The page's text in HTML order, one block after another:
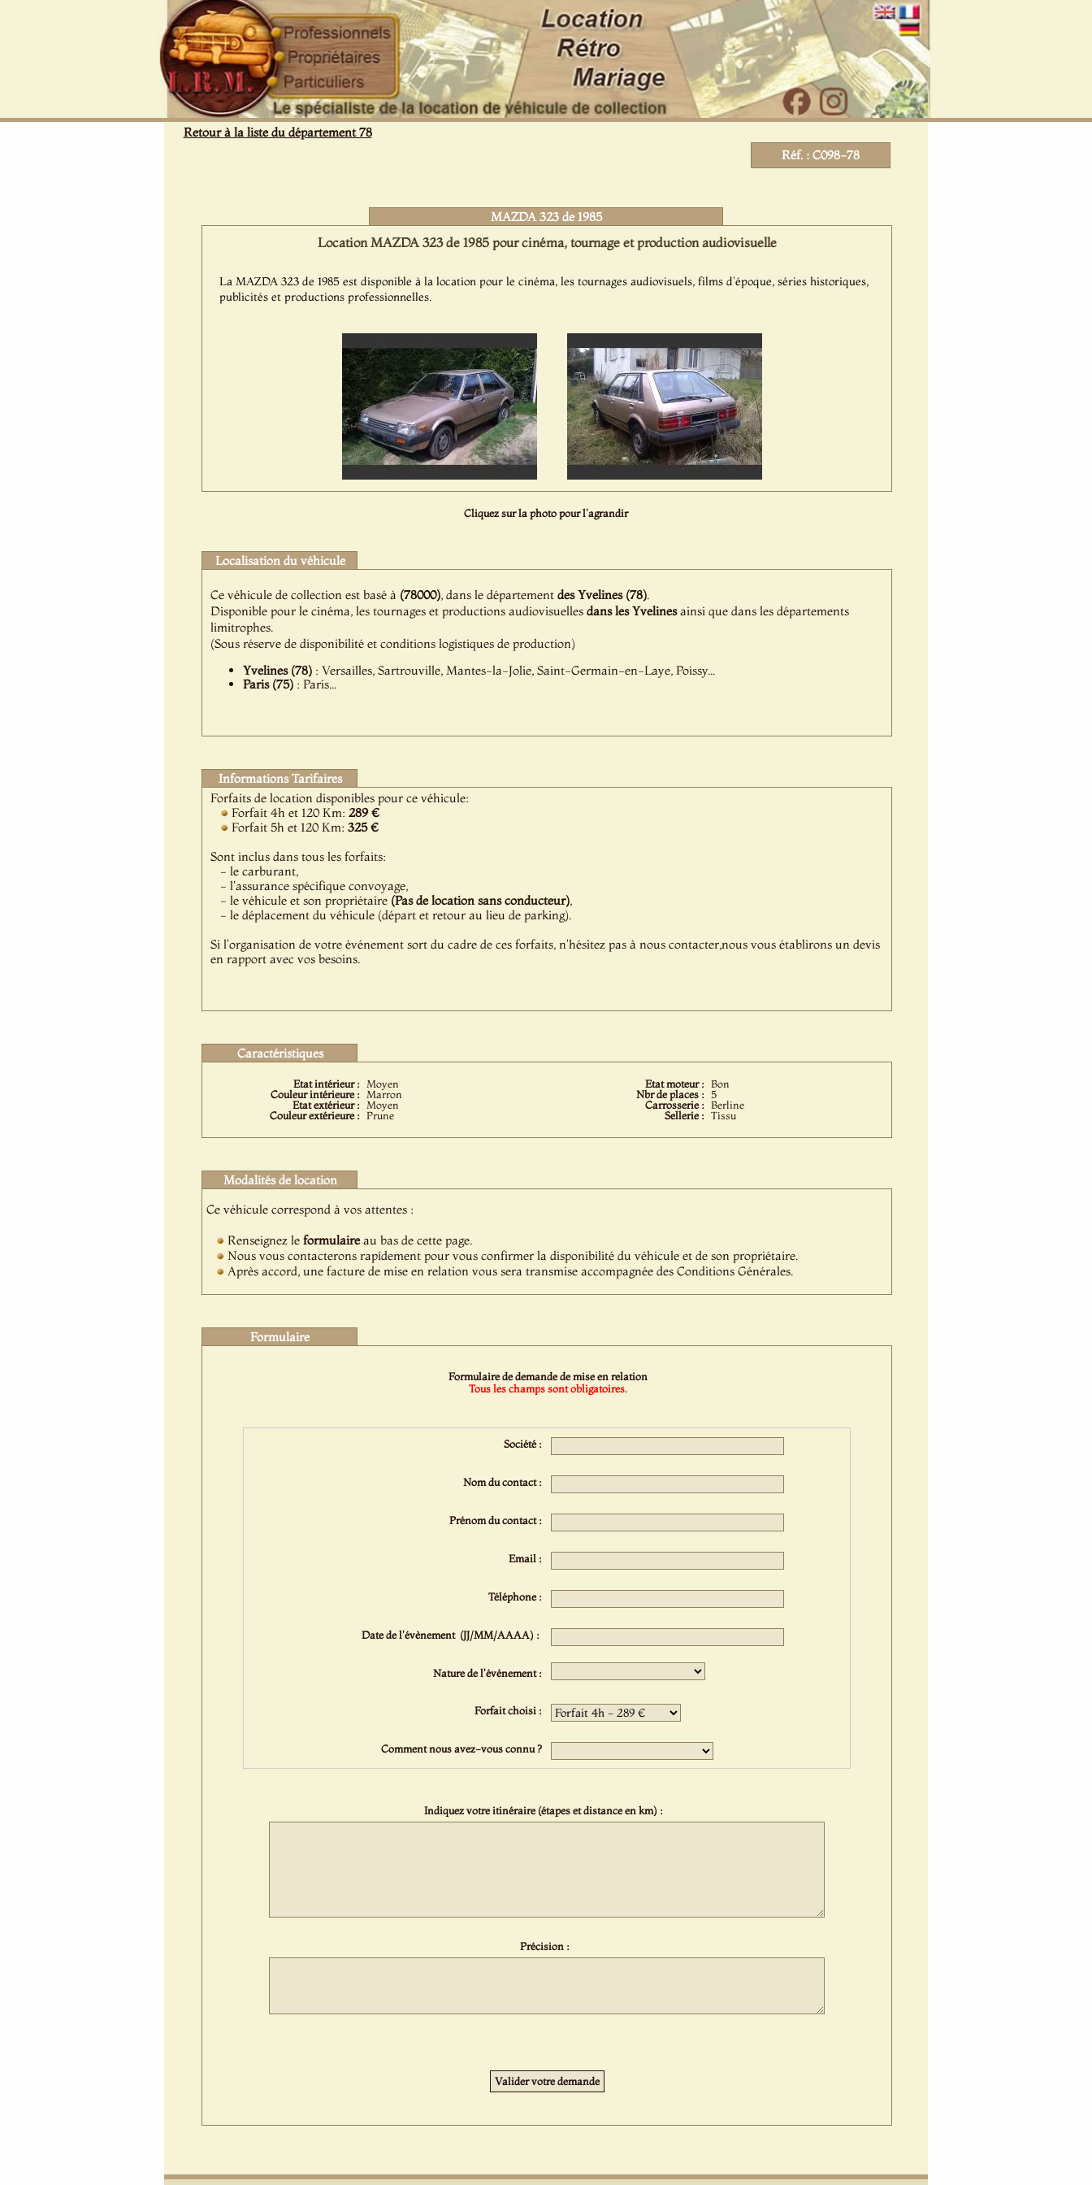
Retour à la liste du département 78
Réf. : C098-78
MAZDA 323 de 1985
Location MAZDA 323 de 1985 pour cinéma, tournage et production audiovisuelle
La MAZDA 323 de 1985 est disponible à la location pour le cinéma, les tournages audiovisuels, films d'époque, séries historiques,
publicités et productions professionnelles.
Cliquez sur la photo pour l'agrandir
Localisation du véhicule
Ce véhicule de collection est basé à (78000), dans le département des Yvelines (78).
Disponible pour le cinéma, les tournages et productions audiovisuelles dans les Yvelinesainsi que dans les départements
limitrophes.
(Sous réserve de disponibilité et conditions logistiques de production)
Yvelines (78): Versailles, Sartrouville, Mantes-la-Jolie, Saint-Germain-en-Laye, Poissy...
Paris (75): Paris...
Informations Tarifaires
Forfaits de location disponibles pour ce véhicule:
Forfait 4h et 120 Km: 289 €
Forfait 5h et 120 Km: 325 €
Sont inclus dans tous les forfaits:
- le carburant,
- l'assurance spécifique convoyage,
- le véhicule et son propriétaire (Pas de location sans conducteur),
- le déplacement du véhicule (départ et retour au lieu de parking).
Si l'organisation de votre événement sort du cadre de ces forfaits, n'hésitez pas à nous contacter,nous vous établirons un devis
en rapport avec vos besoins.
Caractéristiques
Etat intérieur :
Moyen
Couleur intérieure :
Marron
Etat extérieur :
Moyen
Couleur extérieure : Prune
Etat moteur : Bon
Nbr de places :
5
Carrosserie : Berline
Sellerie : Tissu
Modalités de location
Ce véhicule correspond à vos attentes :
Renseignez le formulaireau bas de cette page.
Nous vous contacterons rapidement pour vous confirmer la disponibilité du véhicule et de son propriétaire.
Après accord, une facture de mise en relation vous sera transmise accompagnée des Conditions Générales.
Formulaire
Formulaire de demande de mise en relation
Tous les champs sont obligatoires.
Société :
Nom du contact :
Prénom du contact :
Email :
Téléphone :
Date de l'évènement (JJ/MM/AAAA) :
Nature de l'événement :
Forfait choisi :
Comment nous avez-vous connu ?
Indiquez votre itinéraire (étapes et distance en km) :
Précision :
Panneau de gestion des cookies